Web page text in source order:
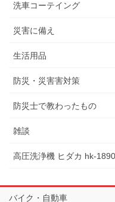
洗車コーテイング
災害に備え
生活用品
防災・災害害対策
防災士で教わったもの
雑談
高圧洗浄機 ヒダカ hk-1890
バイク・自動車